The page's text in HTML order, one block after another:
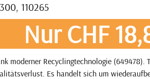
110265
Nur CHF
moderner Recyclingtechnologie (649478).
Es handelt sich um